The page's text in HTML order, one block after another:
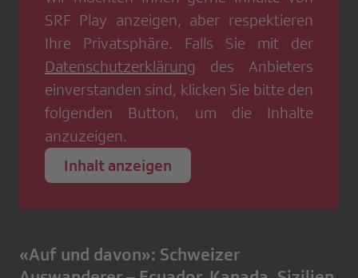
SRF Play anzeigen, aber respektieren
Ihre Privatsphäre. Falls Sie mit der
Datenschutzerklärung des Anbieters
einverstanden sind, klicken Sie bitte den
folgenden Button, um die Inhalte
anzuzeigen.
Inhalt anzeigen
«Auf und davon»: Schweizer